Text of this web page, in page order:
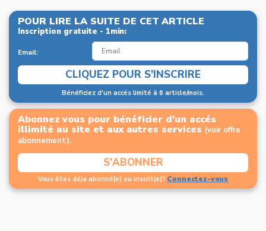
Abonnez vous pour bénéficier d'un accés
illimité au site et aux autres services (voir offre
abonnement).
S'ABONNER
Vous êtes déja abonné(e) ou inscrit(e)? Connectez-vous
POUR LIRE LA SUITE DE CET ARTICLE
Inscription gratuite - 1min:
Email:
CLIQUEZ POUR S'INSCRIRE
Bénéficiez d'un accés limité à 6 article/mois.